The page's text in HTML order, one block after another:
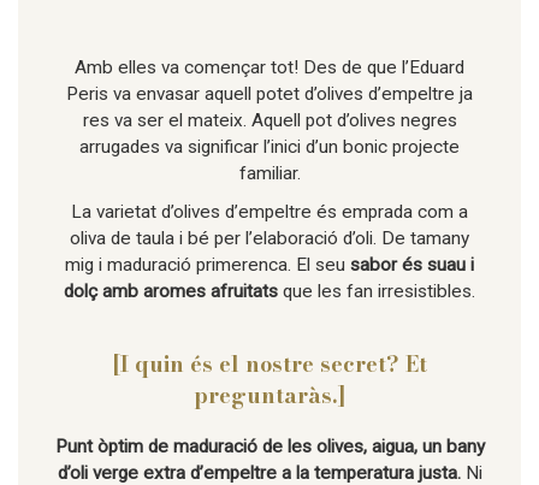
Amb elles va començar tot! Des de que l’Eduard
Peris va envasar aquell potet d’olives d’empeltre ja
res va ser el mateix. Aquell pot d’olives negres
arrugades va significar l’inici d’un bonic projecte
familiar.
La varietat d’olives d’empeltre és emprada com a
oliva de taula i bé per l’elaboració d’oli. De tamany
mig i maduració primerenca. El seu sabor és suau i
dolç amb aromes afruitats que les fan irresistibles.
[I quin és el nostre secret? Et
preguntaràs.]
Punt òptim de maduració de les olives, aigua, un bany
d’oli verge extra d’empeltre a la temperatura justa.Ni